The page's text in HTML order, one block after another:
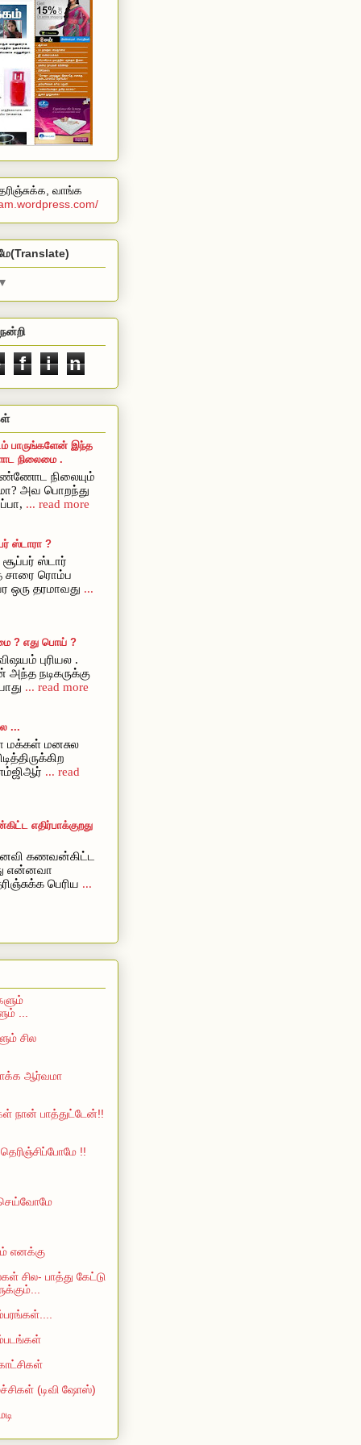
வாங்க
f i n
பாருங்களேன் இந்த
நிலைமை .
நிலையும்
அவ பொறந்து
... read more
ஸ்டாரா ?
ஸ்டார்
சாரை ரொம்ப
ஒரு தரமாவது ...
? எது பொய் ?
புரியல .
அந்த நடிகருக்கு
... read more
...
மக்கள் மனசுல
... read
எதிர்பாக்குறது
கணவன்கிட்ட
என்னவா
பெரிய ...
...
சில
ஆர்வமா
நான் பாத்துட்டேன்!!
!!
எனக்கு
சில- பாத்து கேட்டு
(டிவி ஷோஸ்)